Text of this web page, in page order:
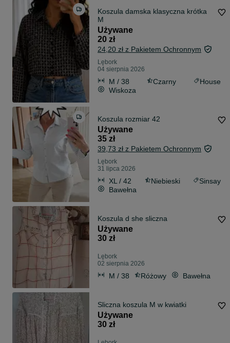
Koszula damska klasyczna krótka
M
Używane
20 zł
24,20 zł z Pakietem Ochronnym
Lębork
04 sierpnia 2026
M / 38 Czarny
House
Wiskoza
Koszula rozmiar 42
Używane
35 zł
39,73 zł z Pakietem Ochronnym
Lębork
31 lipca 2026
XL / 42 Niebieski
Sinsay
Bawełna
Koszula d she sliczna
Używane
30 zł
Lębork
02 sierpnia 2026
M / 38 Różowy Bawełna
Sliczna koszula M w kwiatki
Używane
30 zł